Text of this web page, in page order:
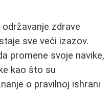
zdrave
sve veći izazov.
promene svoje navike,
kao što su
o pravilnoj ishrani